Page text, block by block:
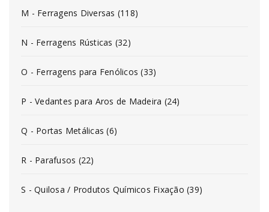
M - Ferragens Diversas (118)
N - Ferragens Rústicas (32)
O - Ferragens para Fenólicos (33)
P - Vedantes para Aros de Madeira (24)
Q - Portas Metálicas (6)
R - Parafusos (22)
S - Quilosa / Produtos Químicos Fixação (39)